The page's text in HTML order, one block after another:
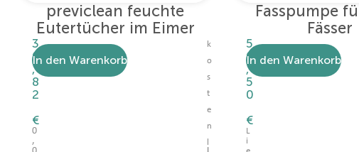
previclean feuchte
Eutertücher im Eimer
3
0
,
8
2
€
0
,
In den Warenkorb
k
o
s
t
e
n
Fasspumpe
Fässer
5
0
,
5
0
€
L
i
In den Warenkorb